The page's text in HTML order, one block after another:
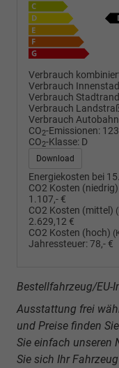
Verbrauch
Verbrauch
Verbrauch
Verbrauch
Verbrauch
CO2-Emissionen:
CO2-Klasse: D
Download
Energiekosten bei
CO2 Kosten (niedrig)
1.107,- €
CO2 Kosten (mittel)
2.629,12 €
CO2 Kosten (hoch)
Jahressteuer:78,- €
Bestellfahrzeug/EU-
Ausstattung frei
und Preise finden
Sie einfach unseren
Sie sich Ihr